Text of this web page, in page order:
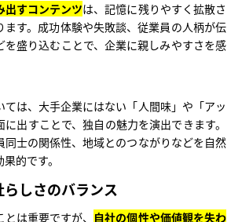
出すコンテンツは、記憶に残りやすく拡散さ
ます。成功体験や失敗談、従業員の人柄が伝
を盛り込むことで、企業に親しみやすさを感
は、大手企業にはない「人間味」や「アッ
に出すことで、独自の魅力を演出できます。
同士の関係性、地域とのつながりなどを自然
的です。
らしさのバランス
は重要ですが、 自社の個性や価値観を失わ